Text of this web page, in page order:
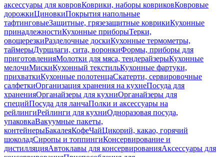
аксессуары для ковровКоврики, наборы ковриковКовровые
дорожкиЦиновкиПокрытия напольные
тафтинговыеЗащитные, грязезащитные коврикиКухонные
принадлежностиКухонные приборыТерки,
овощерезкиРазделочные доскиКухонные термометры,
таймерыДуршлаги, сита, воронкиФормы, приборы для
приготовленияМолотки для мяса, тендерайзерыКухонные
мелочиМискиКухонный текстильКухонные фартуки,
прихваткиКухонные полотенцаСкатерти, сервировочные
салфеткиОрганизация хранения на кухнеПосуда для
храненияОрганайзеры для кухниОрганайзеры для
специйПосуда для ланчаПолки и аксессуары на
рейлингиРейлинги для кухниОдноразовая посуда,
упаковкаВакуумные пакеты,
контейнерыБакалеяКофеЧайЦикорий, какао, горячий
шоколадСиропы и топпингиКонсервирование и
дистилляцияАвтоклавы для консервированияАксессуары для